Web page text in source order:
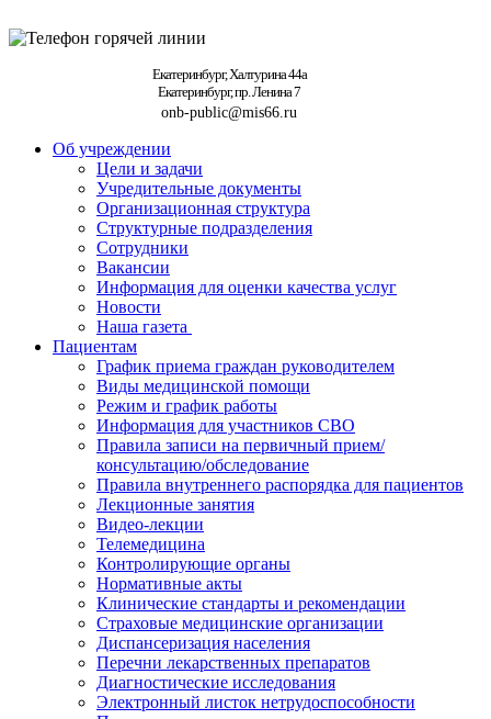
Екатеринбург, Халтурина 44а
Екатеринбург, пр. Ленина 7
onb-public@mis66.ru
Об учреждении
Цели и задачи
Учредительные документы
Организационная структура
Структурные подразделения
Сотрудники
Вакансии
Информация для оценки качества услуг
Новости
​​Наша газета
Пациентам
График приема граждан руководителем
Виды медицинской помощи
Режим и график работы
Информация для участников СВО
Правила записи на первичный прием/
консультацию/обследование
Правила внутреннего распорядка для пациентов
Лекционные занятия
Видео-лекции
Телемедицина
Контролирующие органы
Нормативные акты
Клинические стандарты и рекомендации
Страховые медицинские организации
Диспансеризация населения
Перечни лекарственных препаратов
Диагностические исследования
Электронный листок нетрудоспособности